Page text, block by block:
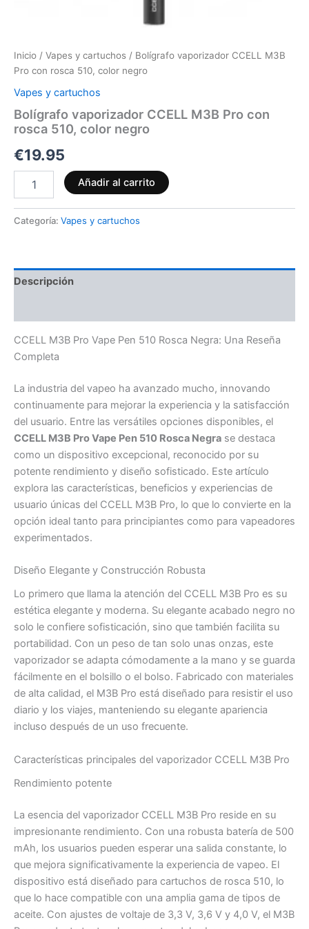
Inicio / Vapes y cartuchos / Bolígrafo vaporizador CCELL M3B
Pro con rosca 510, color negro
Vapes y cartuchos
Bolígrafo vaporizador CCELL M3B Pro con
rosca 510, color negro
€19.95
Añadir al carrito
Categoría: Vapes y cartuchos
Descripción
CCELL M3B Pro Vape Pen 510 Rosca Negra: Una Reseña
Completa
La industria del vapeo ha avanzado mucho, innovando
continuamente para mejorar la experiencia y la satisfacción
del usuario. Entre las versátiles opciones disponibles, el
CCELL M3B Pro Vape Pen 510 Rosca Negra se destaca
como un dispositivo excepcional, reconocido por su
potente rendimiento y diseño sofisticado. Este artículo
explora las características, beneficios y experiencias de
usuario únicas del CCELL M3B Pro, lo que lo convierte en la
opción ideal tanto para principiantes como para vapeadores
experimentados.
Diseño Elegante y Construcción Robusta
Lo primero que llama la atención del CCELL M3B Pro es su
estética elegante y moderna. Su elegante acabado negro no
solo le confiere sofisticación, sino que también facilita su
portabilidad. Con un peso de tan solo unas onzas, este
vaporizador se adapta cómodamente a la mano y se guarda
fácilmente en el bolsillo o el bolso. Fabricado con materiales
de alta calidad, el M3B Pro está diseñado para resistir el uso
diario y los viajes, manteniendo su elegante apariencia
incluso después de un uso frecuente.
Características principales del vaporizador CCELL M3B Pro
Rendimiento potente
La esencia del vaporizador CCELL M3B Pro reside en su
impresionante rendimiento. Con una robusta batería de 500
mAh, los usuarios pueden esperar una salida constante, lo
que mejora significativamente la experiencia de vapeo. El
dispositivo está diseñado para cartuchos de rosca 510, lo
que lo hace compatible con una amplia gama de tipos de
aceite. Con ajustes de voltaje de 3,3 V, 3,6 V y 4,0 V, el M3B